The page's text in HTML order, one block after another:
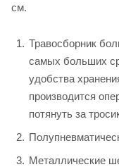
см.
Травосборник
самых больших
удобства
производится
потянуть за
Металлические